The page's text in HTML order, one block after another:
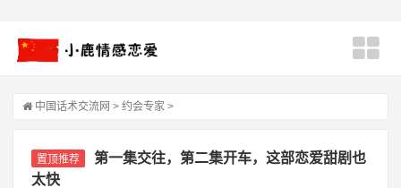
中国话术交流网 > 约会专家 >
置顶推荐
第一集交往，第二集开车，这部恋爱甜剧也
太快